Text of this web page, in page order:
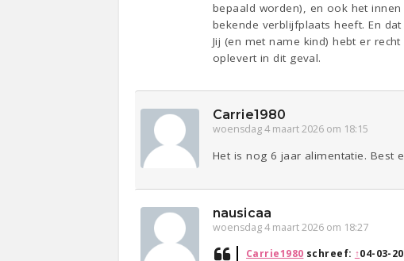
bepaald worden), en ook het
bekende verblijfplaats heeft. En
Jij (en met name kind) hebt er
oplevert in dit geval.
Carrie1980
woensdag 4 maart 2026 om 18:15
Het is nog 6 jaar alimentatie. Best
nausicaa
woensdag 4 maart 2026 om 18:27
Carrie1980 schreef: ↑04-03-